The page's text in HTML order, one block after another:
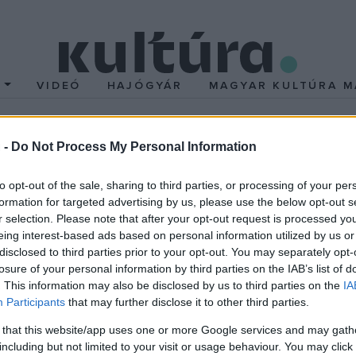
- Do Not Process My Personal Information
opt-out of the sale, sharing to third parties, or processing of your
for targeted advertising by us, please use the below opt-out
selection. Please note that after your opt-out request is processed
interest-based ads based on personal information utilized by us
to third parties prior to your opt-out. You may separately
of your personal information by third parties on the IAB’s list of
This information may also be disclosed by us to third parties on the
Participants that may further disclose it to other third parties.
that this website/app uses one or more Google services and may
but not limited to your visit or usage behaviour. You may
VIDEÓ HAJÓGYÁR MAGYAR KULTÚRA
Szülővárosa" díjat
Pulitzer József-szobor kicsinyített mását - Kis Jenő
Hrabovszki Rita , az Eötvös Loránd
pályadíjat Nagy Zsófia
, a Nyíregyházi Főiskola